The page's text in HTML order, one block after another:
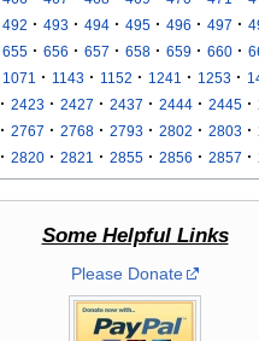
492 · 493 · 494 · 495 · 496 · 497 ·
655 · 656 · 657 · 658 · 659 · 660 ·
1071 · 1143 · 1152 · 1241 · 1253 ·
· 2423 · 2427 · 2437 · 2444 · 2445 ·
· 2767 · 2768 · 2793 · 2802 · 2803 ·
· 2820 · 2821 · 2855 · 2856 · 2857 ·
Some Helpful Links
Please Donate